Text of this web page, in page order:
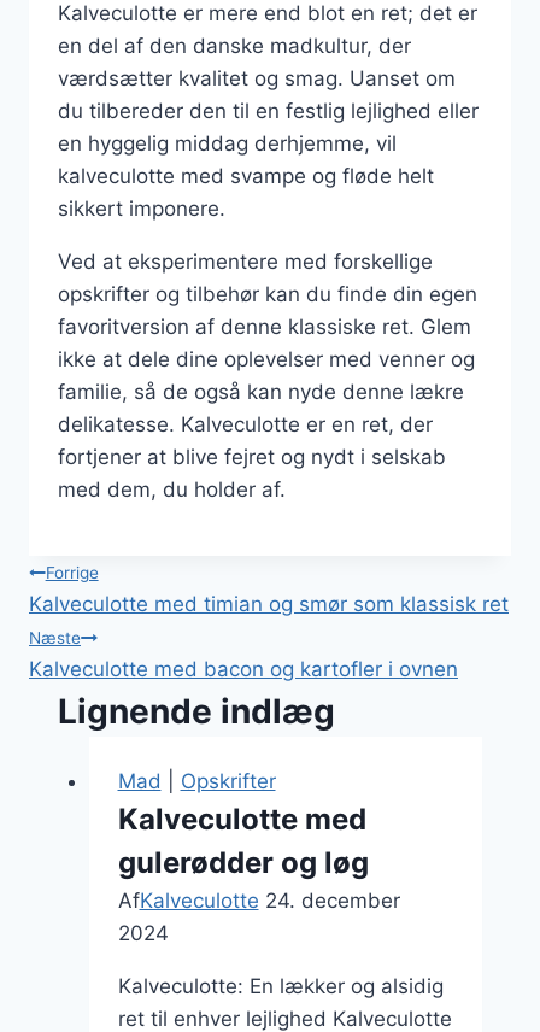
Kalveculotte er mere end blot en ret; det er
en del af den danske madkultur, der
værdsætter kvalitet og smag. Uanset om
du tilbereder den til en festlig lejlighed eller
en hyggelig middag derhjemme, vil
kalveculotte med svampe og fløde helt
sikkert imponere.
Ved at eksperimentere med forskellige
opskrifter og tilbehør kan du finde din egen
favoritversion af denne klassiske ret. Glem
ikke at dele dine oplevelser med venner og
familie, så de også kan nyde denne lækre
delikatesse. Kalveculotte er en ret, der
fortjener at blive fejret og nydt i selskab
med dem, du holder af.
Indlægsnavigation
Forrige
Kalveculotte med timian og smør som klassisk ret
Næste
Kalveculotte med bacon og kartofler i ovnen
Lignende indlæg
Mad Opskrifter
Kalveculotte med
gulerødder og løg
AfKalveculotte 24. december
2024
Kalveculotte: En lækker og alsidig
ret til enhver lejlighed Kalveculotte